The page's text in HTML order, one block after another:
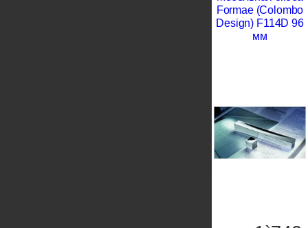
Formae (Colombo
Design) F114D 96
мм